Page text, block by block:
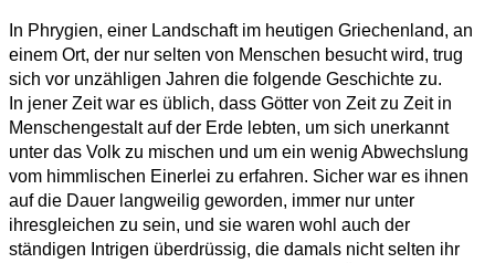
In Phrygien, einer Landschaft im heutigen Griechenland, an
einem Ort, der nur selten von Menschen besucht wird, trug
sich vor unzähligen Jahren die folgende Geschichte zu.
In jener Zeit war es üblich, dass Götter von Zeit zu Zeit in
Menschengestalt auf der Erde lebten, um sich unerkannt
unter das Volk zu mischen und um ein wenig Abwechslung
vom himmlischen Einerlei zu erfahren. Sicher war es ihnen
auf die Dauer langweilig geworden, immer nur unter
ihresgleichen zu sein, und sie waren wohl auch der
ständigen Intrigen überdrüssig, die damals nicht selten ihr